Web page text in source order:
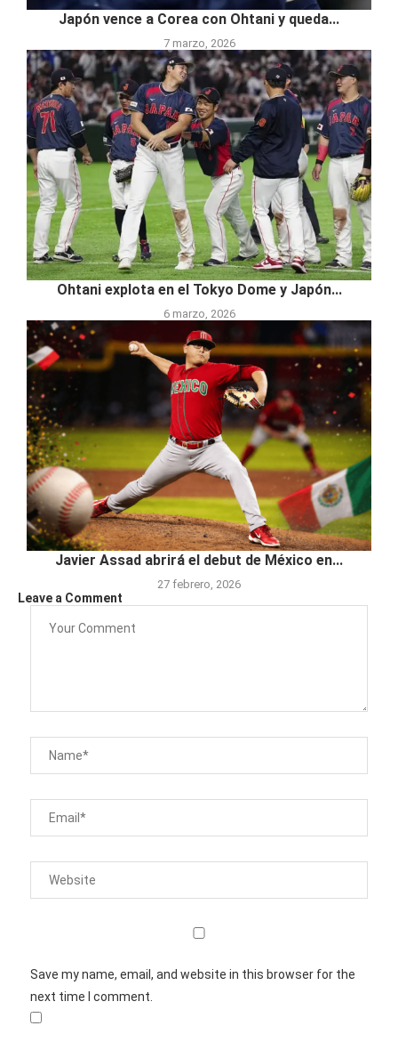
Japón vence a Corea con Ohtani y queda...
7 marzo, 2026
Ohtani explota en el Tokyo Dome y Japón...
6 marzo, 2026
Javier Assad abrirá el debut de México en...
27 febrero, 2026
Leave a Comment
Save my name, email, and website in this browser for the
next time I comment.